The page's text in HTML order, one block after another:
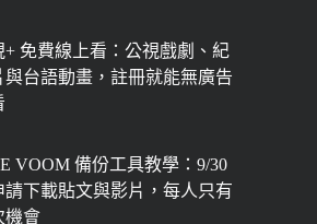
+ 免費線上看：公視戲劇、紀
與台語動畫，註冊就能無廣告
VOOM 備份工具教學：9/30
請下載貼文與影片，每人只有
機會